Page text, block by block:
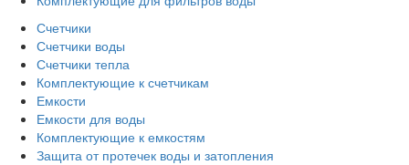
Счетчики
Счетчики воды
Счетчики тепла
Комплектующие к счетчикам
Емкости
Емкости для воды
Комплектующие к емкостям
Защита от протечек воды и затопления